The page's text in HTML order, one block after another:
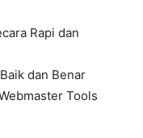
Rapi dan
dan Benar
Tools